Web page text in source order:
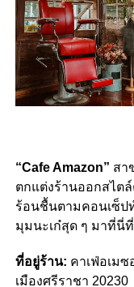
“Cafe Amazon” สา
ตกแต่งร้านออกสไต
ร้อนชื้นตามคอนเซ็ป
มุมนะเก๋สุด ๆ มาที่นี่
ที่อยู่ร้าน: คาเฟ่อเม
เมืองศรีราชา 20230